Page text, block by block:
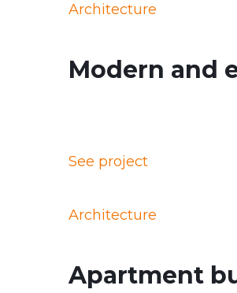
Architecture
Modern and
See project
Architecture
Apartment